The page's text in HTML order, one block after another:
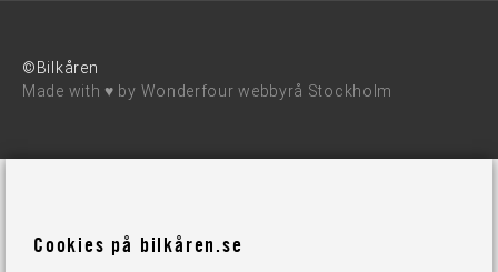
©Bilkåren
Made with ♥ by Wonderfour webbyrå Stockholm
Cookies på bilkåren.se